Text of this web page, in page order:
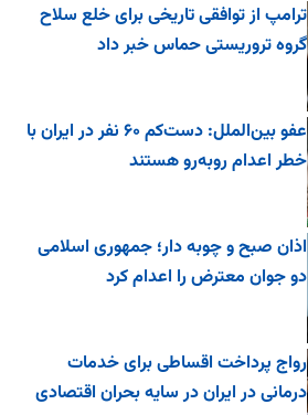
ترامپ از توافقی تاریخی برای خلع ‌سلاح
گروه تروریستی حماس خبر داد
عفو بین‌الملل: دست‌کم ۶۰ نفر در ایران با
خطر اعدام روبه‌رو هستند
اذان صبح و چوبه دار؛ جمهوری اسلامی
دو جوان معترض را اعدام کرد
رواج پرداخت اقساطی برای خدمات
درمانی در ایران در سایه بحران اقتصادی